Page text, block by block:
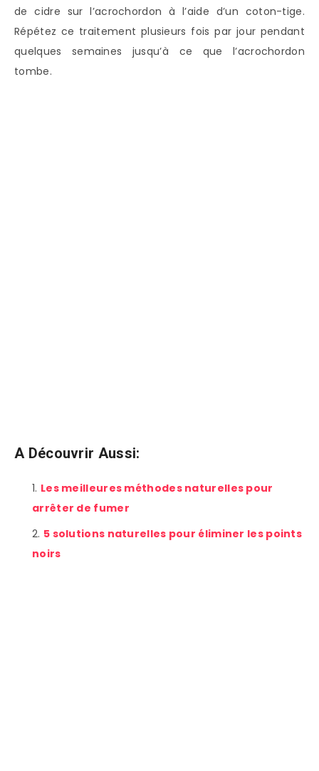
de cidre sur l’acrochordon à l’aide d’un coton-tige.
Répétez ce traitement plusieurs fois par jour pendant
quelques semaines jusqu’à ce que l’acrochordon
tombe.
A Découvrir Aussi:
Les meilleures méthodes naturelles pour
arrêter de fumer
5 solutions naturelles pour éliminer les points
noirs